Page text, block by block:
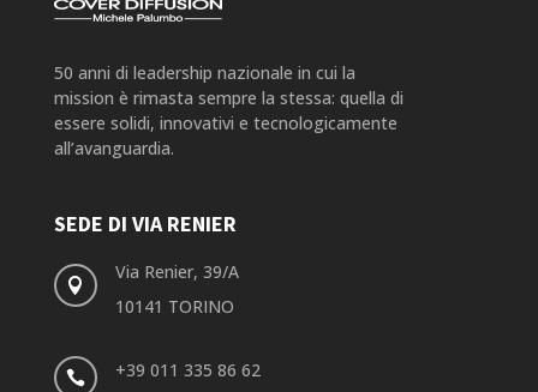
50 anni di leadership nazionale in cui la
mission è rimasta sempre la stessa: quella di
essere solidi, innovativi e tecnologicamente
all’avanguardia.
SEDE DI VIA RENIER

Via Renier, 39/A
10141 TORINO
 +39 011 335 86 62